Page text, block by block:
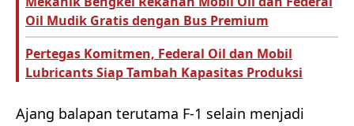
Oil Mudik Gratis dengan Bus Premium
Pertegas Komitmen, Federal Oil dan Mobil
Lubricants Siap Tambah Kapasitas Produksi
Ajang balapan terutama F-1 selain menjadi